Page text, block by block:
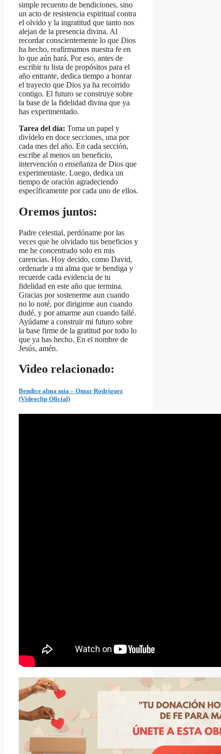
simple recuento de bendiciones, sino
un acto de resistencia espiritual contra
el olvido y la ingratitud que tanto nos
alejan de la presencia divina. Al
recordar conscientemente lo que Dios
ha hecho, reafirmamos nuestra fe en
lo que aún hará. Por eso, antes de
escribir tu lista de propósitos para el
año entrante, dedica tiempo a honrar
el trayecto que Dios ya ha recorrido
contigo. El futuro se construye sobre
la base de la fidelidad divina que ya
has experimentado.
Tarea del día: Toma un papel y
divídelo en doce secciones, una por
cada mes del año. En cada sección,
escribe al menos un beneficio,
intervención o enseñanza de Dios que
experimentaste. Luego, dedica un
tiempo de oración agradeciendo
específicamente por cada uno de ellos.
Oremos juntos:
Padre celestial, perdóname por las
veces que he olvidado tus beneficios y
me he concentrado solo en mis
carencias. Hoy decido, como David,
ordenarle a mi alma que te bendiga y
recuerde cada evidencia de tu
fidelidad en este año que termina.
Gracias por sostenerme aun cuando
no lo noté, por dirigirme aun cuando
dudé, y por amarme aun cuando fallé.
Ayúdame a construir mi futuro sobre
la base firme de la gratitud por todo lo
que ya has hecho. En el nombre de
Jesús, amén.
Video relacionado:
Bendice alma mía – Omar Rodríguez
(Videoclip Oficial)